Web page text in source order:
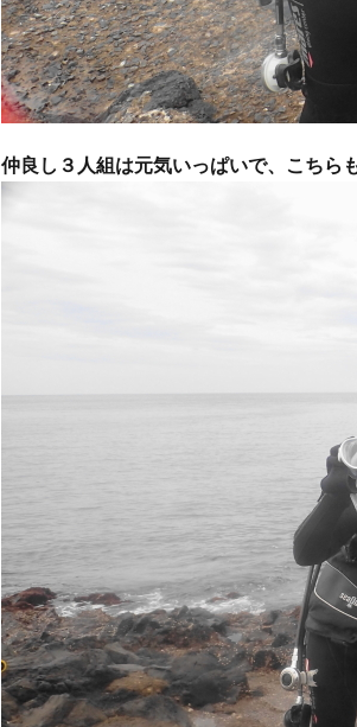
仲良し３人組は元気いっぱいで、こちら
女子旅
好奇心
島一周
島旅
探究的ツアー
星空ガイド
星
東京諸島
植物
グル